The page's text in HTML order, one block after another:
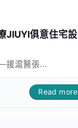
JIUYI俱意住宅設
滬醫張...
Read more